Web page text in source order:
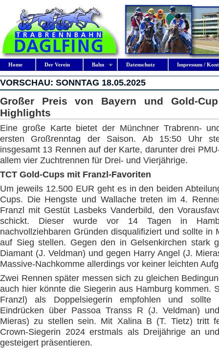
Home Der Verein Bahn Datenschutz Impressum /
VORSCHAU: SONNTAG 18.05.2025
Großer Preis von Bayern und Gold-
Highlights
Eine große Karte bietet der Münchner Trabrenn-
ersten Großrenntag der Saison. Ab 15:50 Uhr
insgesamt 13 Rennen auf der Karte, darunter drei
allem vier Zuchtrennen für Drei- und Vierjährige.
TCT Gold-Cups mit Franzl-Favoriten
Um jeweils 12.500 EUR geht es in den beiden
Cups. Die Hengste und Wallache treten im 4.
Franzl mit Gestüt Lasbeks Vanderbild, den
schickt. Dieser wurde vor 14 Tagen in
nachvollziehbaren Gründen disqualifiziert und sollte in
auf Sieg stellen. Gegen den in Gelsenkirchen stark
Diamant (J. Veldman) und gegen Harry Angel (J.
Massive-Nachkomme allerdings vor keiner leichten
Zwei Rennen später messen sich zu gleichen
auch hier könnte die Siegerin aus Hamburg kommen.
Franzl) als Doppelsiegerin empfohlen und
Eindrücken über Passoa Transs R (J. Veldman)
Mieras) zu stellen sein. Mit Xalina B (T. Tietz) tritt
Crown-Siegerin 2024 erstmals als Dreijährige an
gesteigert präsentieren.